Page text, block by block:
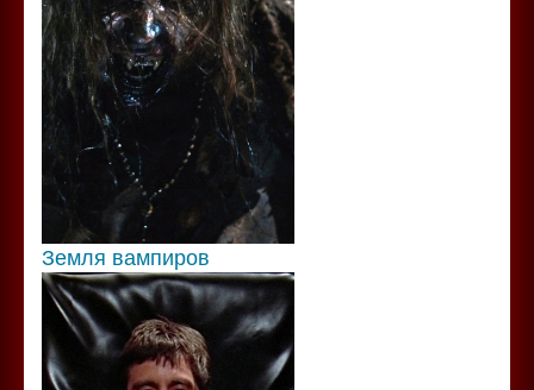
Земля вампиров